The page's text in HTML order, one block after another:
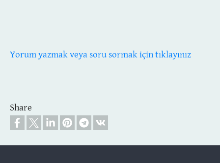
Yorum yazmak veya soru sormak için tıklayınız
Share